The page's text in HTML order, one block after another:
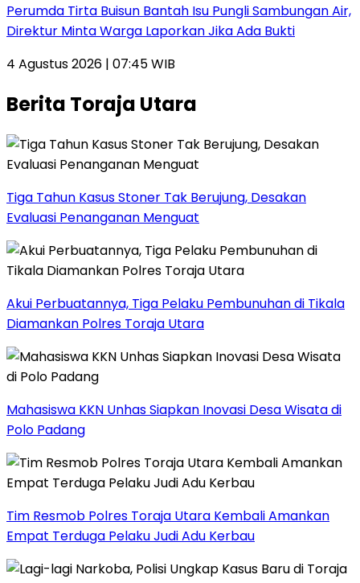
Perumda Tirta Buisun Bantah Isu Pungli Sambungan Air,
Direktur Minta Warga Laporkan Jika Ada Bukti
4 Agustus 2026 | 07:45 WIB
Berita Toraja Utara
Tiga Tahun Kasus Stoner Tak Berujung, Desakan
Evaluasi Penanganan Menguat
Akui Perbuatannya, Tiga Pelaku Pembunuhan di Tikala
Diamankan Polres Toraja Utara
Mahasiswa KKN Unhas Siapkan Inovasi Desa Wisata di
Polo Padang
Tim Resmob Polres Toraja Utara Kembali Amankan
Empat Terduga Pelaku Judi Adu Kerbau